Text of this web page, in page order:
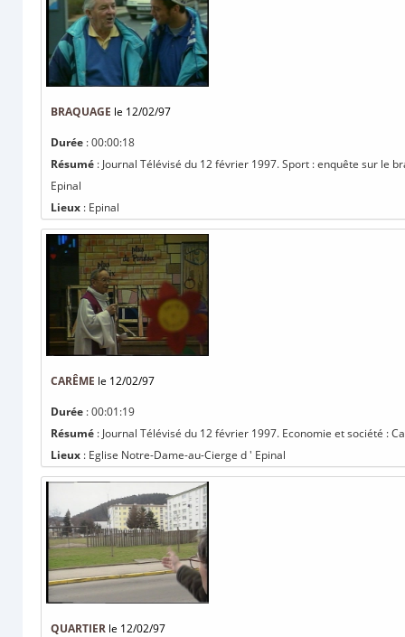
BRAQUAGE le 12/02/97
Durée : 00:00:18
Résumé : Journal Télévisé du 12 février 1997. Sport : enquête sur le
Epinal
Lieux : Epinal
CARÊME le 12/02/97
Durée : 00:01:19
Résumé : Journal Télévisé du 12 février 1997. Economie et société :
Lieux : Eglise Notre-Dame-au-Cierge d ' Epinal
QUARTIER le 12/02/97